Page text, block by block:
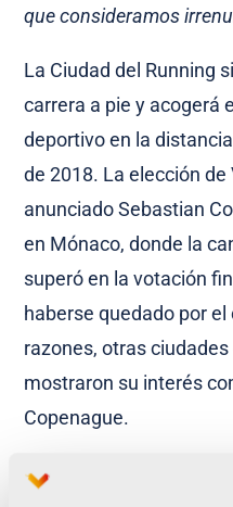
que consideramos
La Ciudad del Running
carrera a pie y acogerá
deportivo en la
de 2018. La elección
anunciado Sebastian
en Mónaco, donde la
superó en la votación
haberse quedado por
razones, otras
mostraron su interés
Copenague.
Paco Borao también